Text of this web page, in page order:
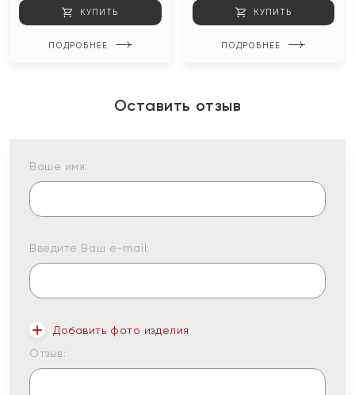
КУПИТЬ
ПОДРОБНЕЕ
КУПИТЬ
ПОДРОБНЕЕ
Оставить отзыв
Ваше имя:
Введите Ваш e-mail:
Добавить фото изделия
Отзыв: